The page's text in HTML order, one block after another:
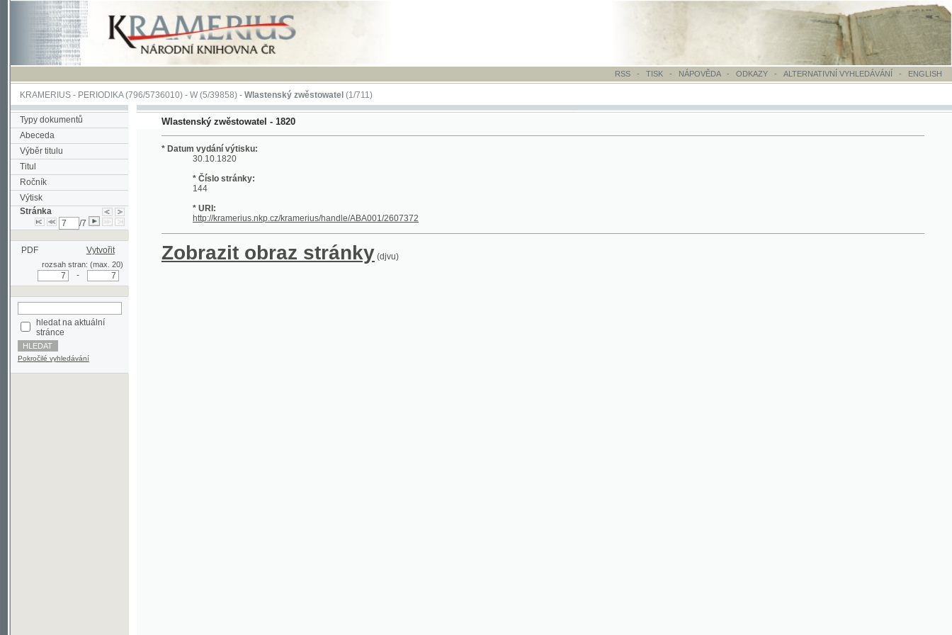
RSS - TISK-NÁPOVĚDA - ODKAZY - ALTERNATIVNÍ VYHLEDÁVÁNÍ- ENGLISH
KRAMERIUS-PERIODIKA(796/5736010) -W(5/39858) -Wlastenský zwěstowatel(1/711)
Typy dokumentů
Abeceda
Výběr titulu
Titul
Ročník
Výtisk
Stránka
PDF Vytvořit
rozsah stran: (max. 20)
stránce
Pokročilé vyhledávání
Wlastenský zwěstowatel - 1820
* Datum vydání výtisku:
30.10.1820
* Číslo stránky:
* URI:
Zobrazit obraz stránky(djvu)